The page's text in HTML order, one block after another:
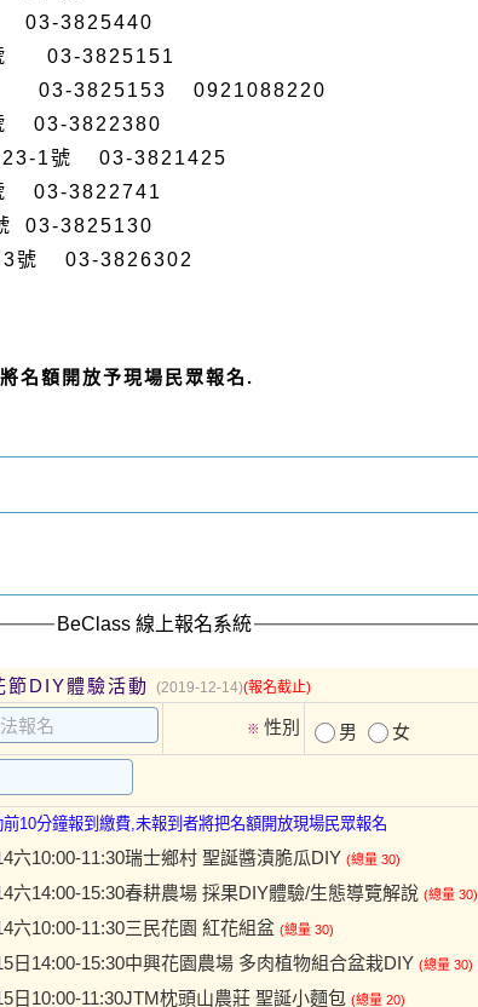
3825440
03-3825151
3825153 0921088220
03-3822380
23-1號 03-3821425
03-3822741
03-3825130
3號 03-3826302
名額開放予現場民眾報名.
BeClass 線上報名系統
節DIY體驗活動 (2019-12-14)(報名截止)
※ 性別 男 女
10分鐘報到繳費,未報到者將把名額開放現場民眾報名
12/14六10:00-11:30瑞士鄉村 聖誕醬漬脆瓜DIY (總量 30)
12/14六14:00-15:30春耕農場 採果DIY體驗/生態導覽解說 (總量 30)
12/14六10:00-11:30三民花園 紅花組盆 (總量 30)
12/15日14:00-15:30中興花園農場 多肉植物組合盆栽DIY (總量 30)
12/15日10:00-11:30JTM枕頭山農莊 聖誕小麵包 (總量 20)